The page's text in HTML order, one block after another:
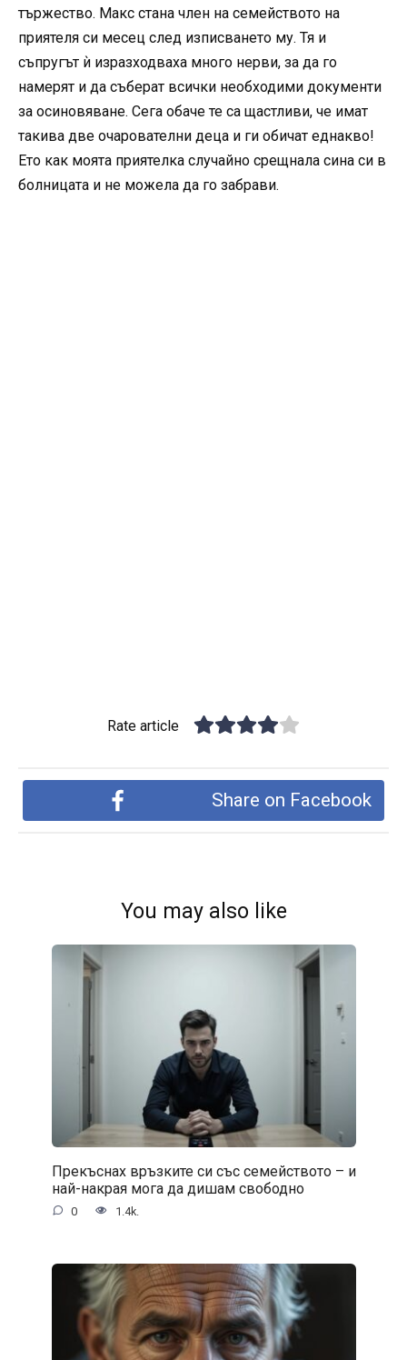
тържество. Макс стана член на семейството на
приятеля си месец след изписването му. Тя и
съпругът ѝ изразходваха много нерви, за да го
намерят и да съберат всички необходими документи
за осиновяване. Сега обаче те са щастливи, че имат
такива две очарователни деца и ги обичат еднакво!
Ето как моята приятелка случайно срещнала сина си в
болницата и не можела да го забрави.
Rate article
Share on Facebook
You may also like
Прекъснах връзките си със семейството – и
най-накрая мога да дишам свободно
0 1.4k.